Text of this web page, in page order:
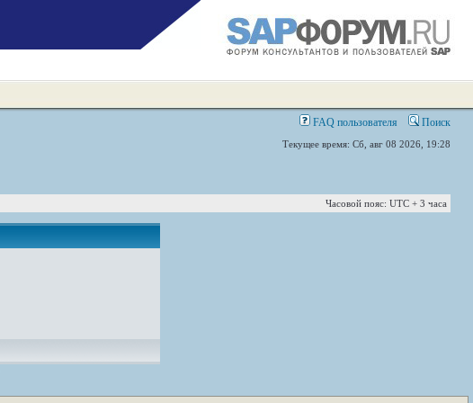
FAQ пользователя Поиск
Текущее время: Сб, авг 08 2026, 19:28
Часовой пояс: UTC + 3 часа